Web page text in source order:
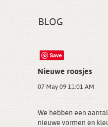
BLOG
Save
Nieuwe roosjes
07 May 09 11:01 AM
We hebben een
nieuwe vormen en